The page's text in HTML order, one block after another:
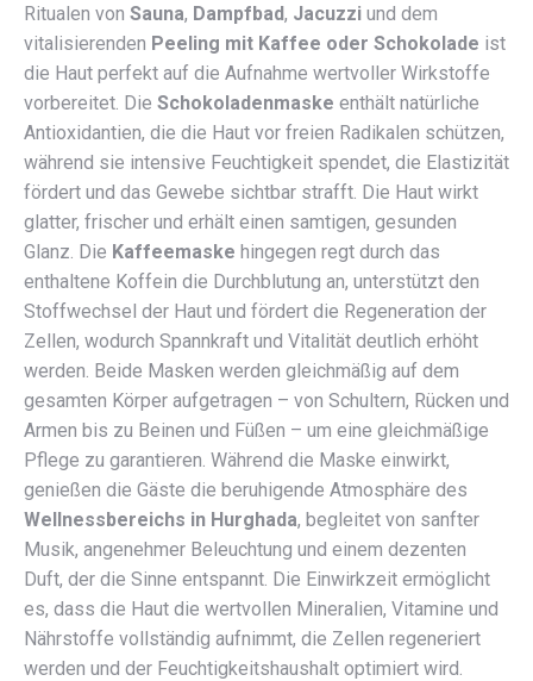
Ritualen von Sauna, Dampfbad, Jacuzzi und dem
vitalisierenden Peeling mit Kaffee oder Schokolade ist
die Haut perfekt auf die Aufnahme wertvoller Wirkstoffe
vorbereitet. Die Schokoladenmaske enthält natürliche
Antioxidantien, die die Haut vor freien Radikalen schützen,
während sie intensive Feuchtigkeit spendet, die Elastizität
fördert und das Gewebe sichtbar strafft. Die Haut wirkt
glatter, frischer und erhält einen samtigen, gesunden
Glanz. Die Kaffeemaske hingegen regt durch das
enthaltene Koffein die Durchblutung an, unterstützt den
Stoffwechsel der Haut und fördert die Regeneration der
Zellen, wodurch Spannkraft und Vitalität deutlich erhöht
werden. Beide Masken werden gleichmäßig auf dem
gesamten Körper aufgetragen – von Schultern, Rücken und
Armen bis zu Beinen und Füßen – um eine gleichmäßige
Pflege zu garantieren. Während die Maske einwirkt,
genießen die Gäste die beruhigende Atmosphäre des
Wellnessbereichs in Hurghada, begleitet von sanfter
Musik, angenehmer Beleuchtung und einem dezenten
Duft, der die Sinne entspannt. Die Einwirkzeit ermöglicht
es, dass die Haut die wertvollen Mineralien, Vitamine und
Nährstoffe vollständig aufnimmt, die Zellen regeneriert
werden und der Feuchtigkeitshaushalt optimiert wird.